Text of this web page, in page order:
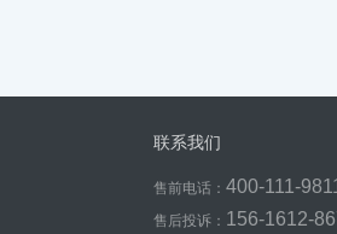
联系我们
售前电话： 400-111-9811
售后投诉： 156-1612-